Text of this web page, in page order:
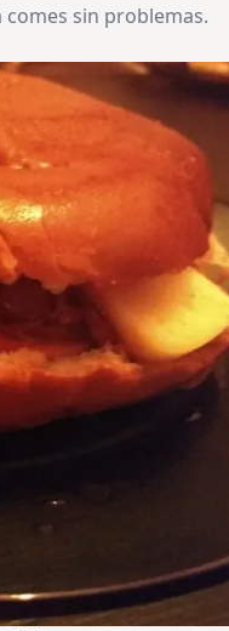
sin problemas.